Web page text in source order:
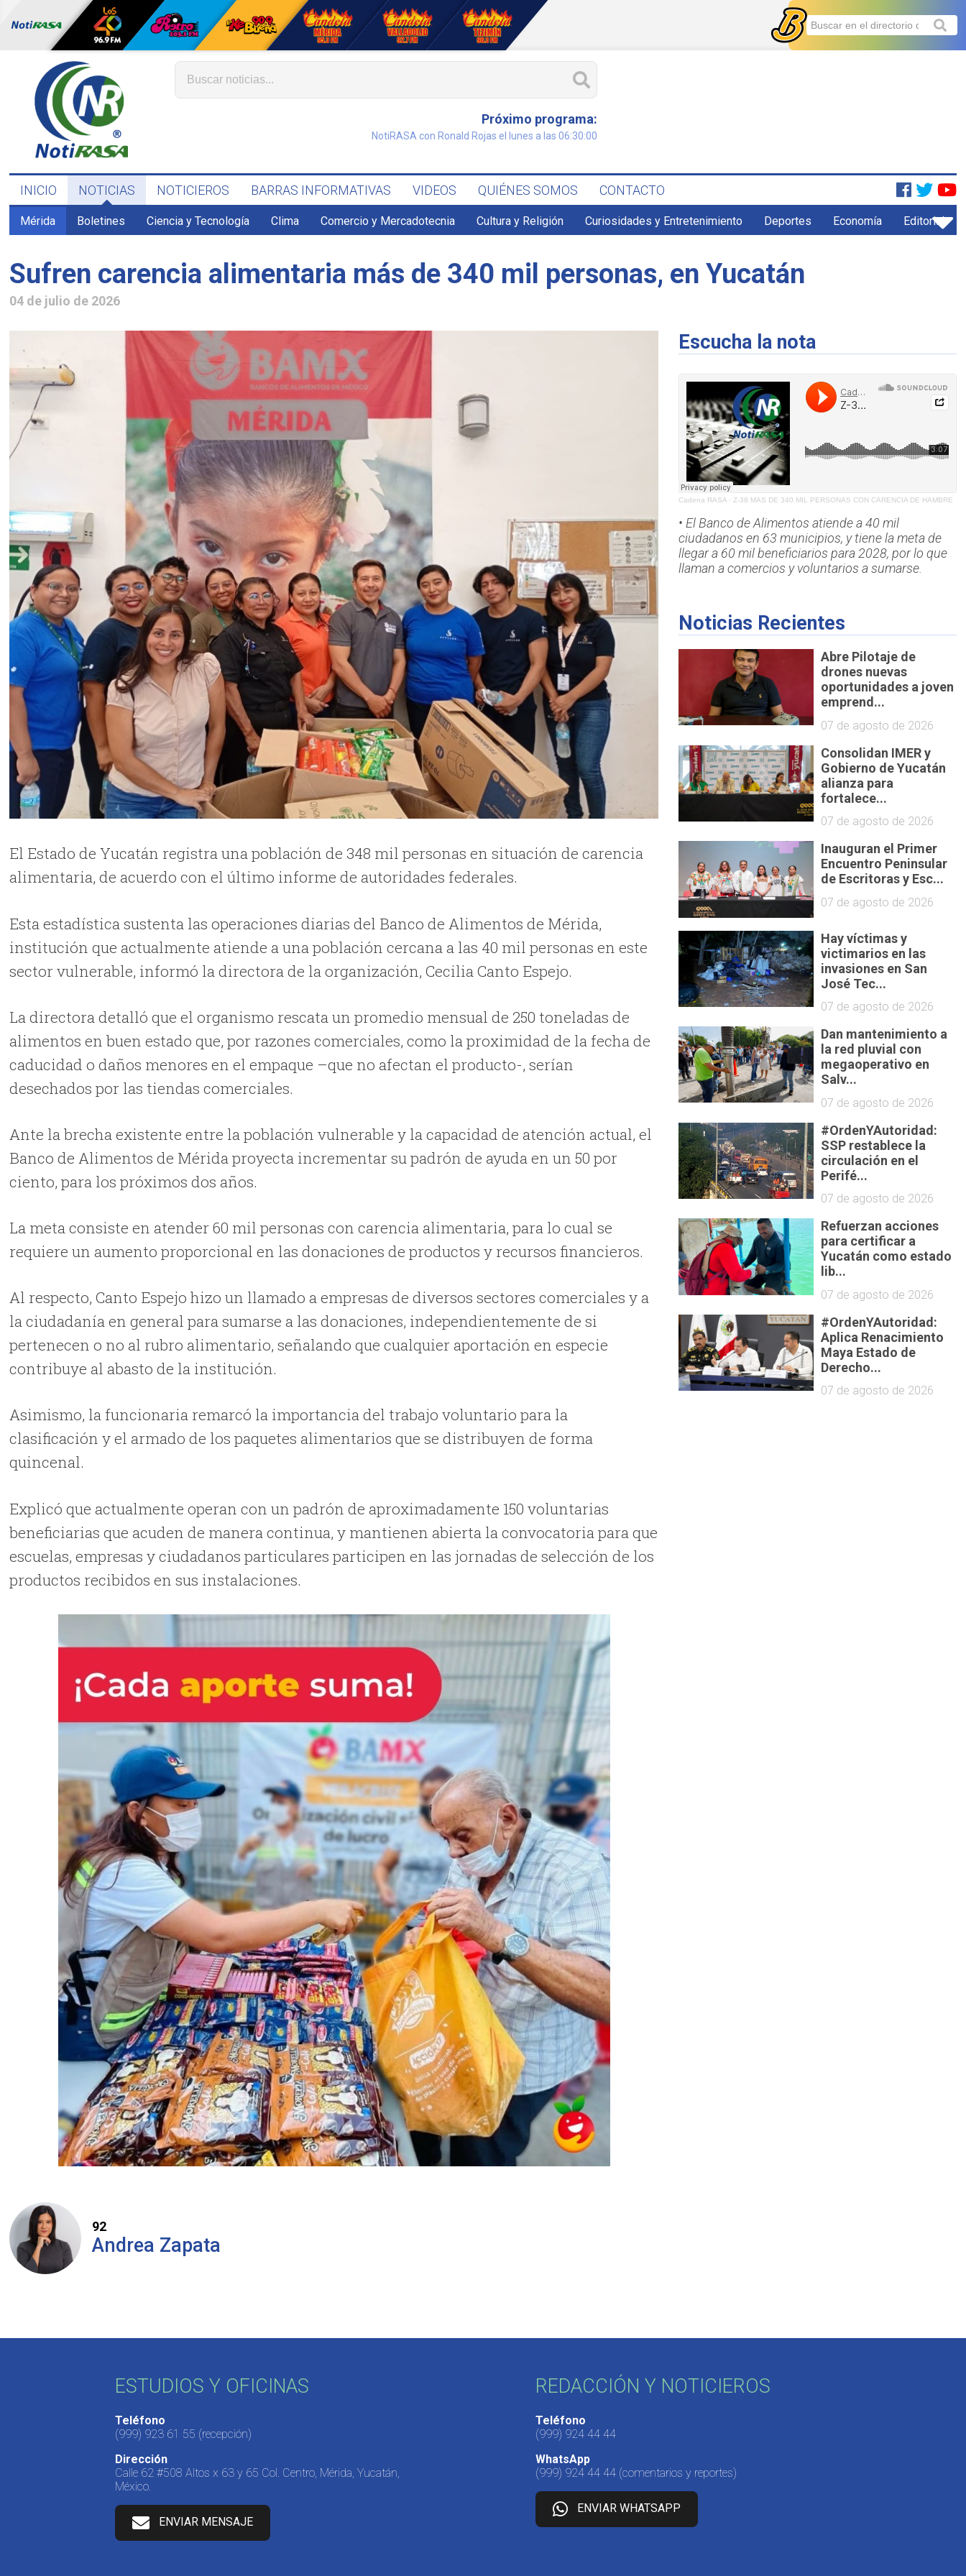
Próximo programa:
NotiRASA con Ronald Rojas el lunes a las 06:30:00
INICIO NOTICIAS NOTICIEROS BARRAS INFORMATIVAS VIDEOS QUIÉNES SOMOS CONTACTO
Mérida Boletines Ciencia y Tecnología Clima Comercio y Mercadotecnia Cultura y Religión Curiosidades y Entretenimiento Deportes Economía Editorial
Sufren carencia alimentaria más de 340 mil personas, en Yucatán
04 de julio de 2026
El Estado de Yucatán registra una población de 348 mil personas en situación de carencia
alimentaria, de acuerdo con el último informe de autoridades federales.
Esta estadística sustenta las operaciones diarias del Banco de Alimentos de Mérida,
institución que actualmente atiende a una población cercana a las 40 mil personas en este
sector vulnerable, informó la directora de la organización, Cecilia Canto Espejo.
La directora detalló que el organismo rescata un promedio mensual de 250 toneladas de
alimentos en buen estado que, por razones comerciales, como la proximidad de la fecha de
caducidad o daños menores en el empaque –que no afectan el producto-, serían
desechados por las tiendas comerciales.
Ante la brecha existente entre la población vulnerable y la capacidad de atención actual, el
Banco de Alimentos de Mérida proyecta incrementar su padrón de ayuda en un 50 por
ciento, para los próximos dos años.
La meta consiste en atender 60 mil personas con carencia alimentaria, para lo cual se
requiere un aumento proporcional en las donaciones de productos y recursos financieros.
Al respecto, Canto Espejo hizo un llamado a empresas de diversos sectores comerciales y a
la ciudadanía en general para sumarse a las donaciones, independientemente de si
pertenecen o no al rubro alimentario, señalando que cualquier aportación en especie
contribuye al abasto de la institución.
Asimismo, la funcionaria remarcó la importancia del trabajo voluntario para la
clasificación y el armado de los paquetes alimentarios que se distribuyen de forma
quincenal.
Explicó que actualmente operan con un padrón de aproximadamente 150 voluntarias
beneficiarias que acuden de manera continua, y mantienen abierta la convocatoria para que
escuelas, empresas y ciudadanos particulares participen en las jornadas de selección de los
productos recibidos en sus instalaciones.
92
Andrea Zapata
Escucha la nota
Cadena RASA· Z-38 MAS DE 340 MIL PERSONAS CON CARENCIA DE HAMBRE
• El Banco de Alimentos atiende a 40 mil
ciudadanos en 63 municipios, y tiene la meta de
llegar a 60 mil beneficiarios para 2028, por lo que
llaman a comercios y voluntarios a sumarse.
Noticias Recientes
Abre Pilotaje de
drones nuevas
oportunidades a joven
emprend...
07 de agosto de 2026
Consolidan IMER y
Gobierno de Yucatán
alianza para
fortalece...
07 de agosto de 2026
Inauguran el Primer
Encuentro Peninsular
de Escritoras y Esc...
07 de agosto de 2026
Hay víctimas y
victimarios en las
invasiones en San
José Tec...
07 de agosto de 2026
Dan mantenimiento a
la red pluvial con
megaoperativo en
Salv...
07 de agosto de 2026
#OrdenYAutoridad:
SSP restablece la
circulación en el
Perifé...
07 de agosto de 2026
Refuerzan acciones
para certificar a
Yucatán como estado
lib...
07 de agosto de 2026
#OrdenYAutoridad:
Aplica Renacimiento
Maya Estado de
Derecho...
07 de agosto de 2026
ESTUDIOS Y OFICINAS
Teléfono
(999) 923 61 55 (recepción)
Dirección
Calle 62 #508 Altos x 63 y 65 Col. Centro, Mérida, Yucatán,
México.
ENVIAR MENSAJE
REDACCIÓN Y NOTICIEROS
Teléfono
(999) 924 44 44
WhatsApp
(999) 924 44 44 (comentarios y reportes)
ENVIAR WHATSAPP